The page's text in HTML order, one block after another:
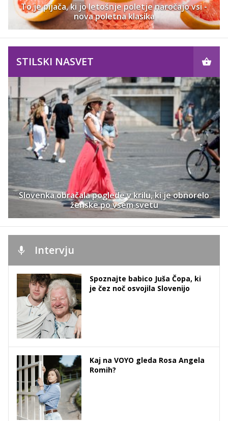
To je pijača, ki jo letošnje poletje naročajo vsi -
nova poletna klasika
STILSKI NASVET
Slovenka obračala poglede v krilu, ki je obnorelo
ženske po vsem svetu
Intervju
Spoznajte babico Juša Čopa, ki
je čez noč osvojila Slovenijo
Kaj na VOYO gleda Rosa Angela
Romih?